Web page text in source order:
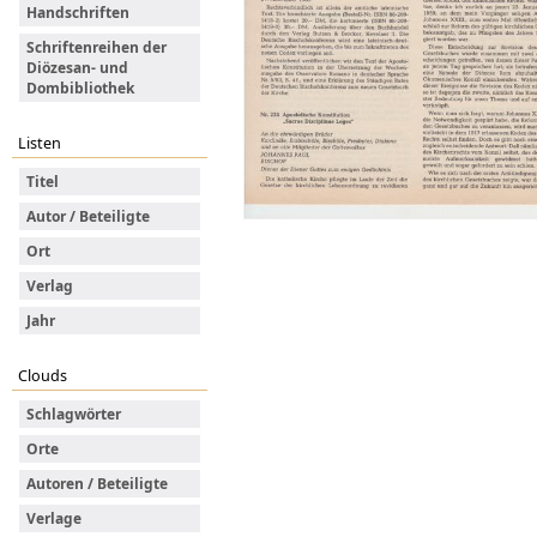
Handschriften
Schriftenreihen der
Diözesan- und
Dombibliothek
Listen
Titel
Autor / Beteiligte
Ort
Verlag
Jahr
Clouds
Schlagwörter
Orte
Autoren / Beteiligte
Verlage